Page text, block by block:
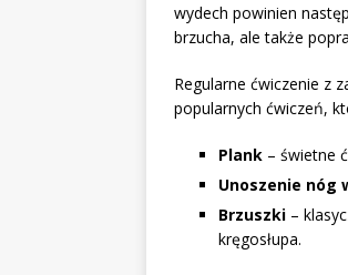
wydech powinien
brzucha, ale także
Regularne ćwiczenie z
popularnych ćwiczeń,
Plank – świetne
Unoszenie nóg
Brzuszki –
kręgosłupa.